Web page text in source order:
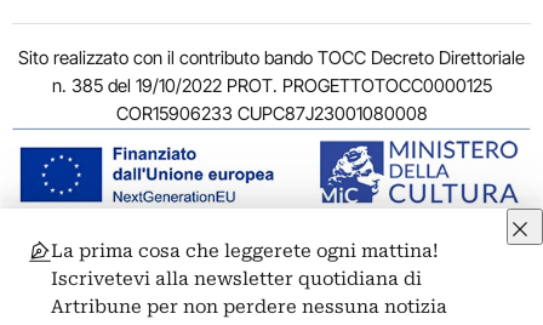
Sito realizzato con il contributo bando TOCC Decreto Direttoriale
n. 385 del 19/10/2022 PROT. PROGETTOTOCC0000125
COR15906233 CUPC87J23001080008
© 2011-2026 ARTRIBUNE srl – Corso Vittorio Emanuele II, 287 –
00186 Roma - P.I. 11381581005
Privacy: Responsabile della protezione dei dati personali
La prima cosa che leggerete ogni mattina!
Iscrivetevi alla newsletter quotidiana di
Artribune per non perdere nessuna notizia